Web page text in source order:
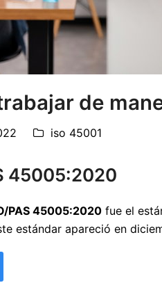
de
iso 45001
45005:2020
PAS 45005:2020 fue el
estándar apareció en